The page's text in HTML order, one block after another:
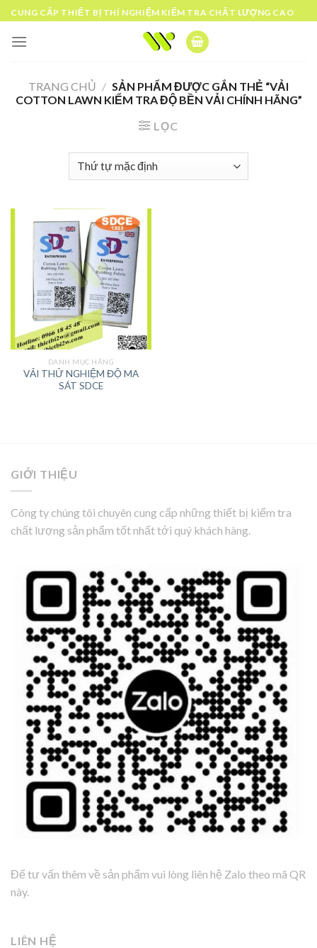
Skip
to
content
CUNG CẤP THIẾT BỊ THÍ NGHIỆM KIỂM TRA CHẤT LƯỢNG CAO
TRANG CHỦ / SẢN PHẨM ĐƯỢC GẮN THẺ “VẢI
COTTON LAWN KIỂM TRA ĐỘ BỀN VẢI CHÍNH HÃNG”
LỌC
DANH MỤC HÃNG
VẢI THỬ NGHIỆM ĐỘ MA
SÁT SDCE
GIỚI THIỆU
Công ty chúng tôi chuyên cung cấp những thiết bị kiểm tra
chất lượng sản phẩm tốt nhất tới quý khách hàng.
Để tư vấn thêm về sản phẩm vui lòng liên hệ Zalo theo mã QR
này.
LIÊN HỆ